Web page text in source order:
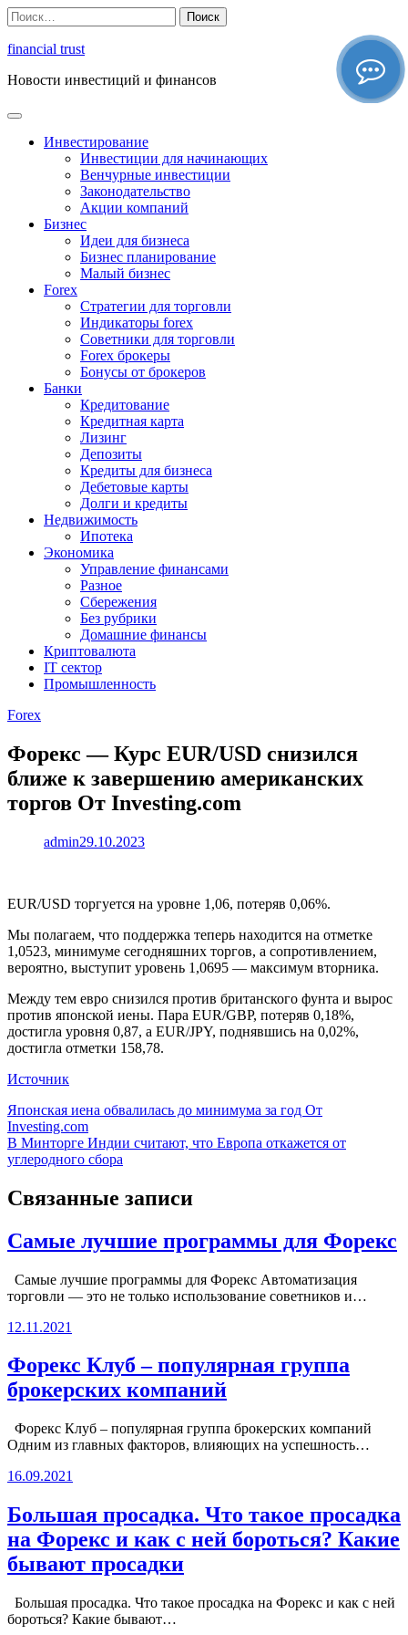
Перейти
к
содержимому
Найти:
financial trust
Новости инвестиций и финансов
Инвестирование
Инвестиции для начинающих
Венчурные инвестиции
Законодательство
Акции компаний
Бизнес
Идеи для бизнеса
Бизнес планирование
Малый бизнес
Forex
Стратегии для торговли
Индикаторы forex
Советники для торговли
Forex брокеры
Бонусы от брокеров
Банки
Кредитование
Кредитная карта
Лизинг
Депозиты
Кредиты для бизнеса
Дебетовые карты
Долги и кредиты
Недвижимость
Ипотека
Экономика
Управление финансами
Разное
Сбережения
Без рубрики
Домашние финансы
Криптовалюта
IT сектор
Промышленность
Forex
Форекс — Курс EUR/USD снизился
ближе к завершению американских
торгов От Investing.com
admin29.10.2023
EUR/USD торгуется на уровне 1,06, потеряв 0,06%.
Мы полагаем, что поддержка теперь находится на отметке
1,0523, минимуме сегодняшних торгов, а сопротивлением,
вероятно, выступит уровень 1,0695 — максимум вторника.
Между тем евро снизился против британского фунта и вырос
против японской иены. Пара EUR/GBP, потеряв 0,18%,
достигла уровня 0,87, а EUR/JPY, поднявшись на 0,02%,
достигла отметки 158,78.
Источник
Навигация
по
записям
Японская иена обвалилась до минимума за год От
Investing.com
В Минторге Индии считают, что Европа откажется от
углеродного сбора
Связанные записи
Самые лучшие программы для Форекс
Самые лучшие программы для Форекс Автоматизация
торговли ― это не только использование советников и…
12.11.2021
Форекс Клуб – популярная группа
брокерских компаний
Форекс Клуб – популярная группа брокерских компаний
Одним из главных факторов, влияющих на успешность…
16.09.2021
Большая просадка. Что такое просадка
на Форекс и как с ней бороться? Какие
бывают просадки
Большая просадка. Что такое просадка на Форекс и как с ней
бороться? Какие бывают…